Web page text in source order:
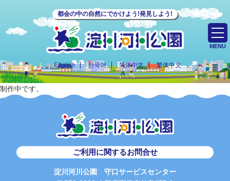
都会の中の自然にでかけよう!発見しよう!
English 한국어 简体中文 繁体中文
MENU
制作中です。
ご利用に関するお問合せ
淀川河川公園 守口サービスセンター